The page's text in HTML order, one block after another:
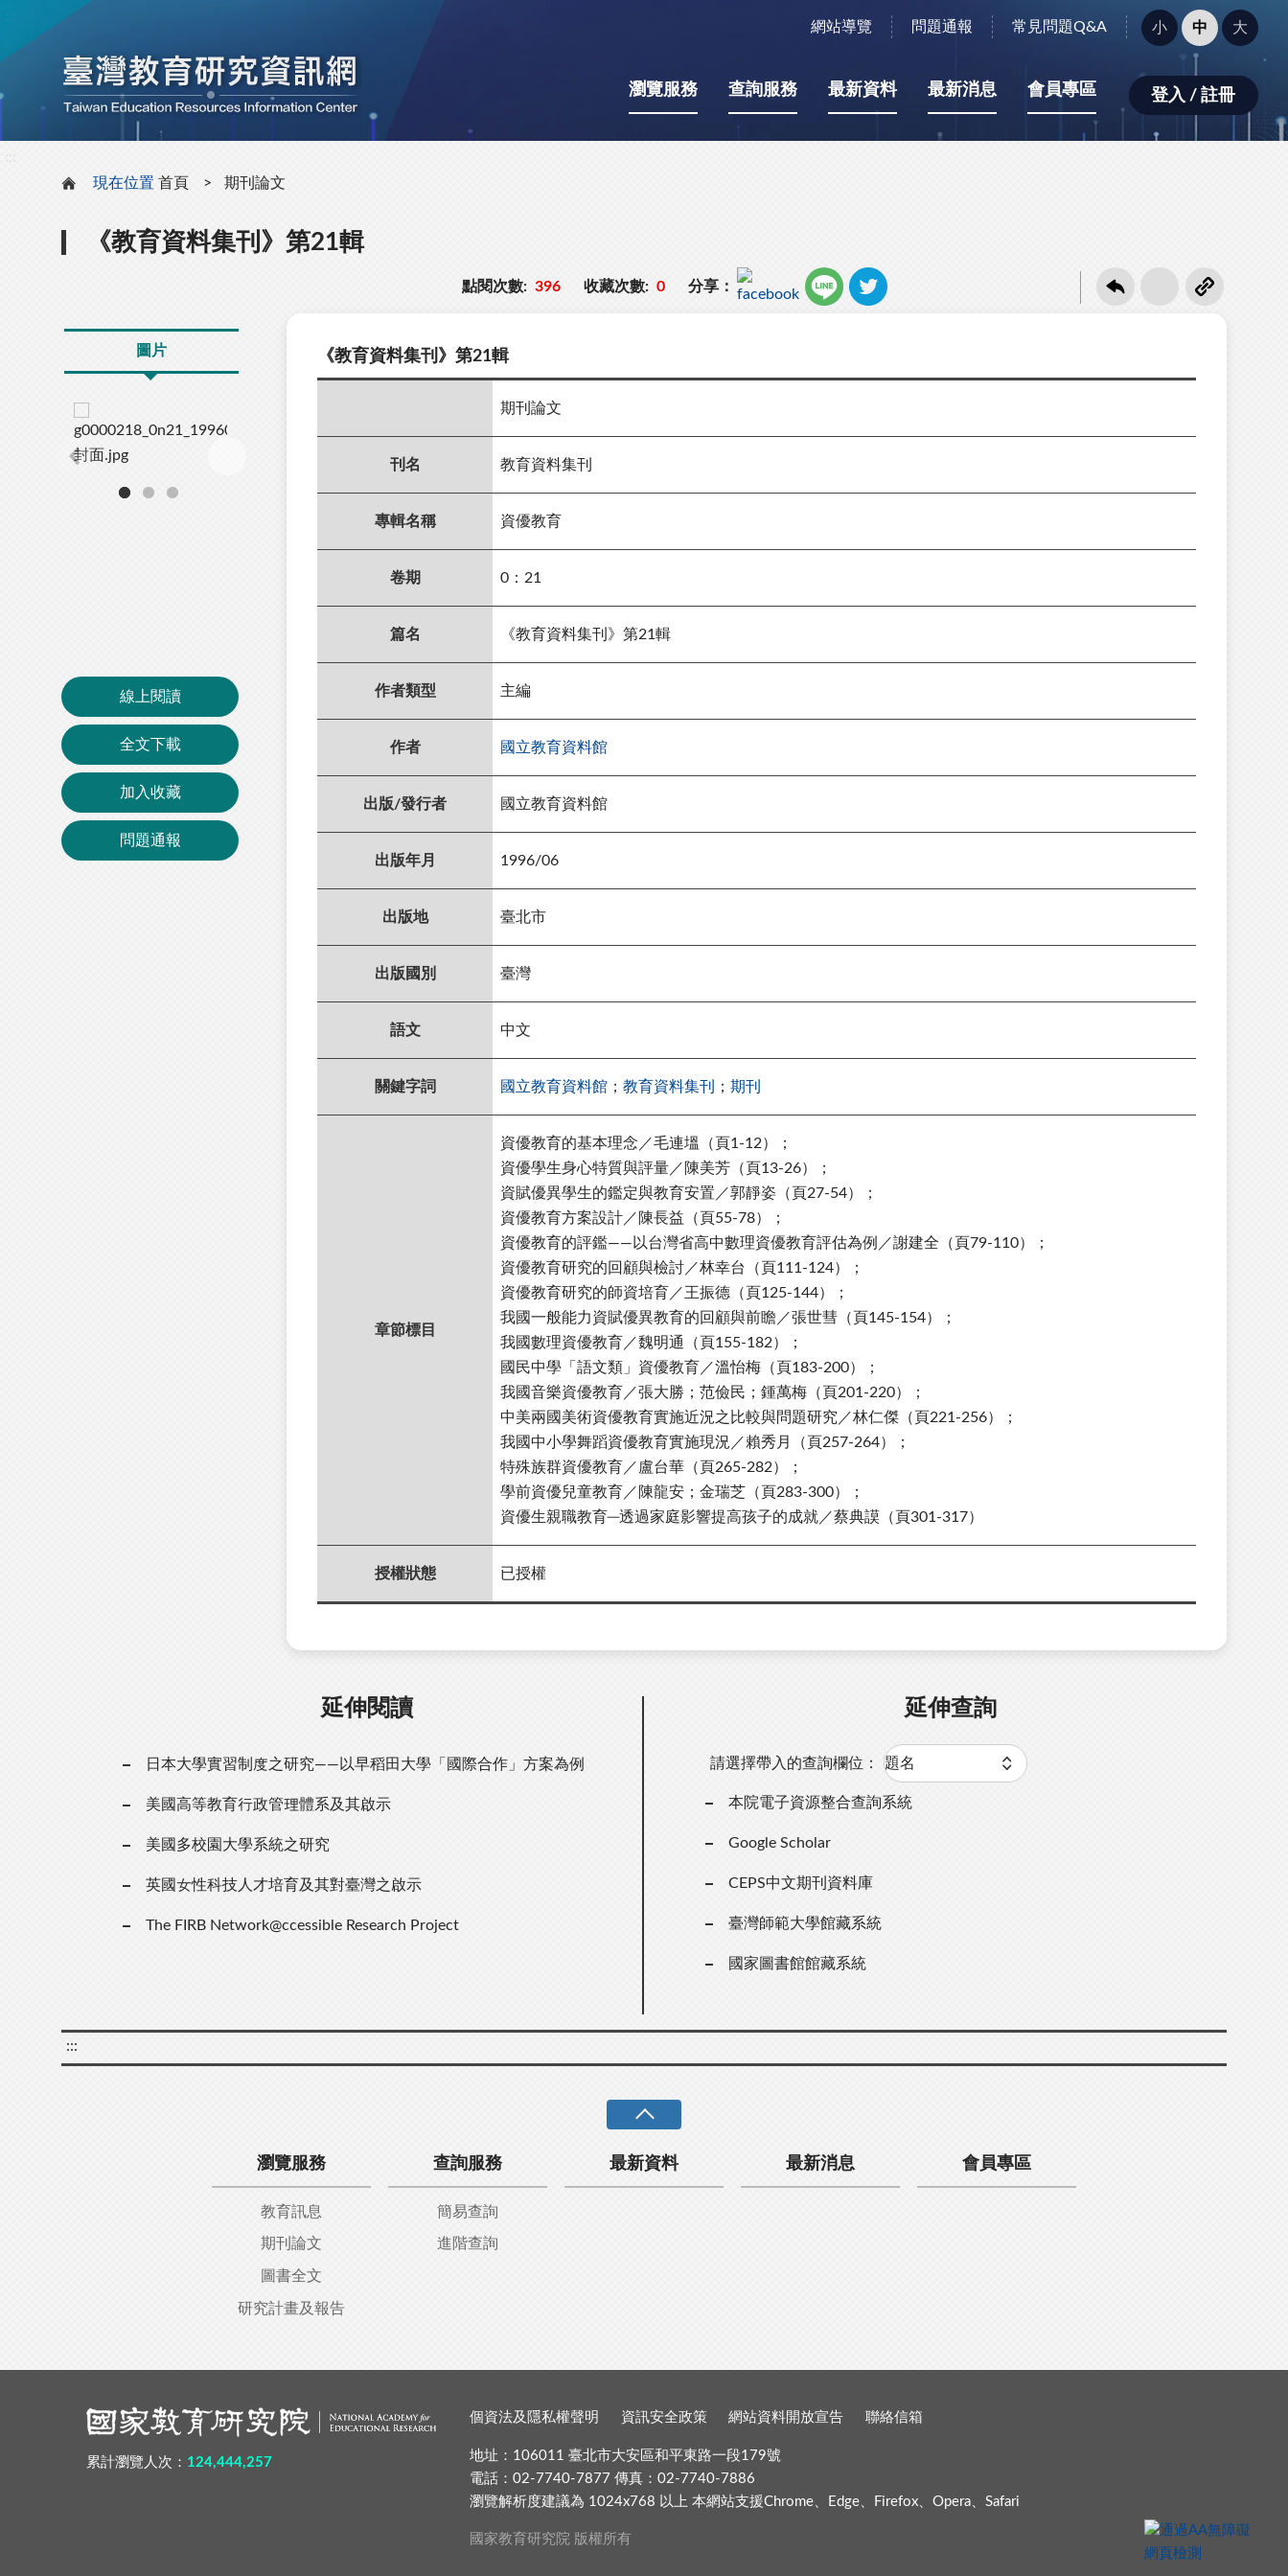
網站導覽 問題通報 常見問題Q&A
字
型
小：
小 中 大
瀏覽服務 查詢服務 最新資料 最新消息 會員專區 登入 / 註冊
現在位置 首頁 期刊論文
《教育資料集刊》第21輯
點閱次數: 396 收藏次數: 0 分享：
圖片
線上閱讀
全文下載
加入收藏
問題通報
《教育資料集刊》第21輯
期刊論文
刊名 教育資料集刊
專輯名稱 資優教育
卷期 0：21
篇名 《教育資料集刊》第21輯
作者類型 主編
作者 國立教育資料館
出版/發行者 國立教育資料館
出版年月 1996/06
出版地 臺北市
出版國別 臺灣
語文 中文
關鍵字詞 國立教育資料館 ； 教育資料集刊 ； 期刊
章節標目
資優教育的基本理念／毛連塭（頁1-12）；
資優學生身心特質與評量／陳美芳（頁13-26）；
資賦優異學生的鑑定與教育安置／郭靜姿（頁27-54）；
資優教育方案設計／陳長益（頁55-78）；
資優教育的評鑑——以台灣省高中數理資優教育評估為例／謝建全（頁79-110）；
資優教育研究的回顧與檢討／林幸台（頁111-124）；
資優教育研究的師資培育／王振德（頁125-144）；
我國一般能力資賦優異教育的回顧與前瞻／張世彗（頁145-154）；
我國數理資優教育／魏明通（頁155-182）；
國民中學「語文類」資優教育／溫怡梅（頁183-200）；
我國音樂資優教育／張大勝；范儉民；鍾萬梅（頁201-220）；
中美兩國美術資優教育實施近況之比較與問題研究／林仁傑（頁221-256）；
我國中小學舞蹈資優教育實施現況／賴秀月（頁257-264）；
特殊族群資優教育／盧台華（頁265-282）；
學前資優兒童教育／陳龍安；金瑞芝（頁283-300）；
資優生親職教育─透過家庭影響提高孩子的成就／蔡典謨（頁301-317）
授權狀態 已授權
延伸閱讀
日本大學實習制度之研究——以早稻田大學「國際合作」方案為例
美國高等教育行政管理體系及其啟示
美國多校園大學系統之研究
英國女性科技人才培育及其對臺灣之啟示
The FIRB Network@ccessible Research Project
延伸查詢
請選擇帶入的查詢欄位：
本院電子資源整合查詢系統
Google Scholar
CEPS中文期刊資料庫
臺灣師範大學館藏系統
國家圖書館館藏系統
:::
瀏覽服務
教育訊息
期刊論文
圖書全文
研究計畫及報告
查詢服務
簡易查詢
進階查詢
最新資料 最新消息 會員專區
累計瀏覽人次： 124,444,257
個資法及隱私權聲明 資訊安全政策 網站資料開放宣告 聯絡信箱
地址：106011 臺北市大安區和平東路一段179號
電話：02-7740-7877 傳真：02-7740-7886
瀏覽解析度建議為 1024x768 以上 本網站支援Chrome、Edge、Firefox、Opera、Safari
國家教育研究院 版權所有